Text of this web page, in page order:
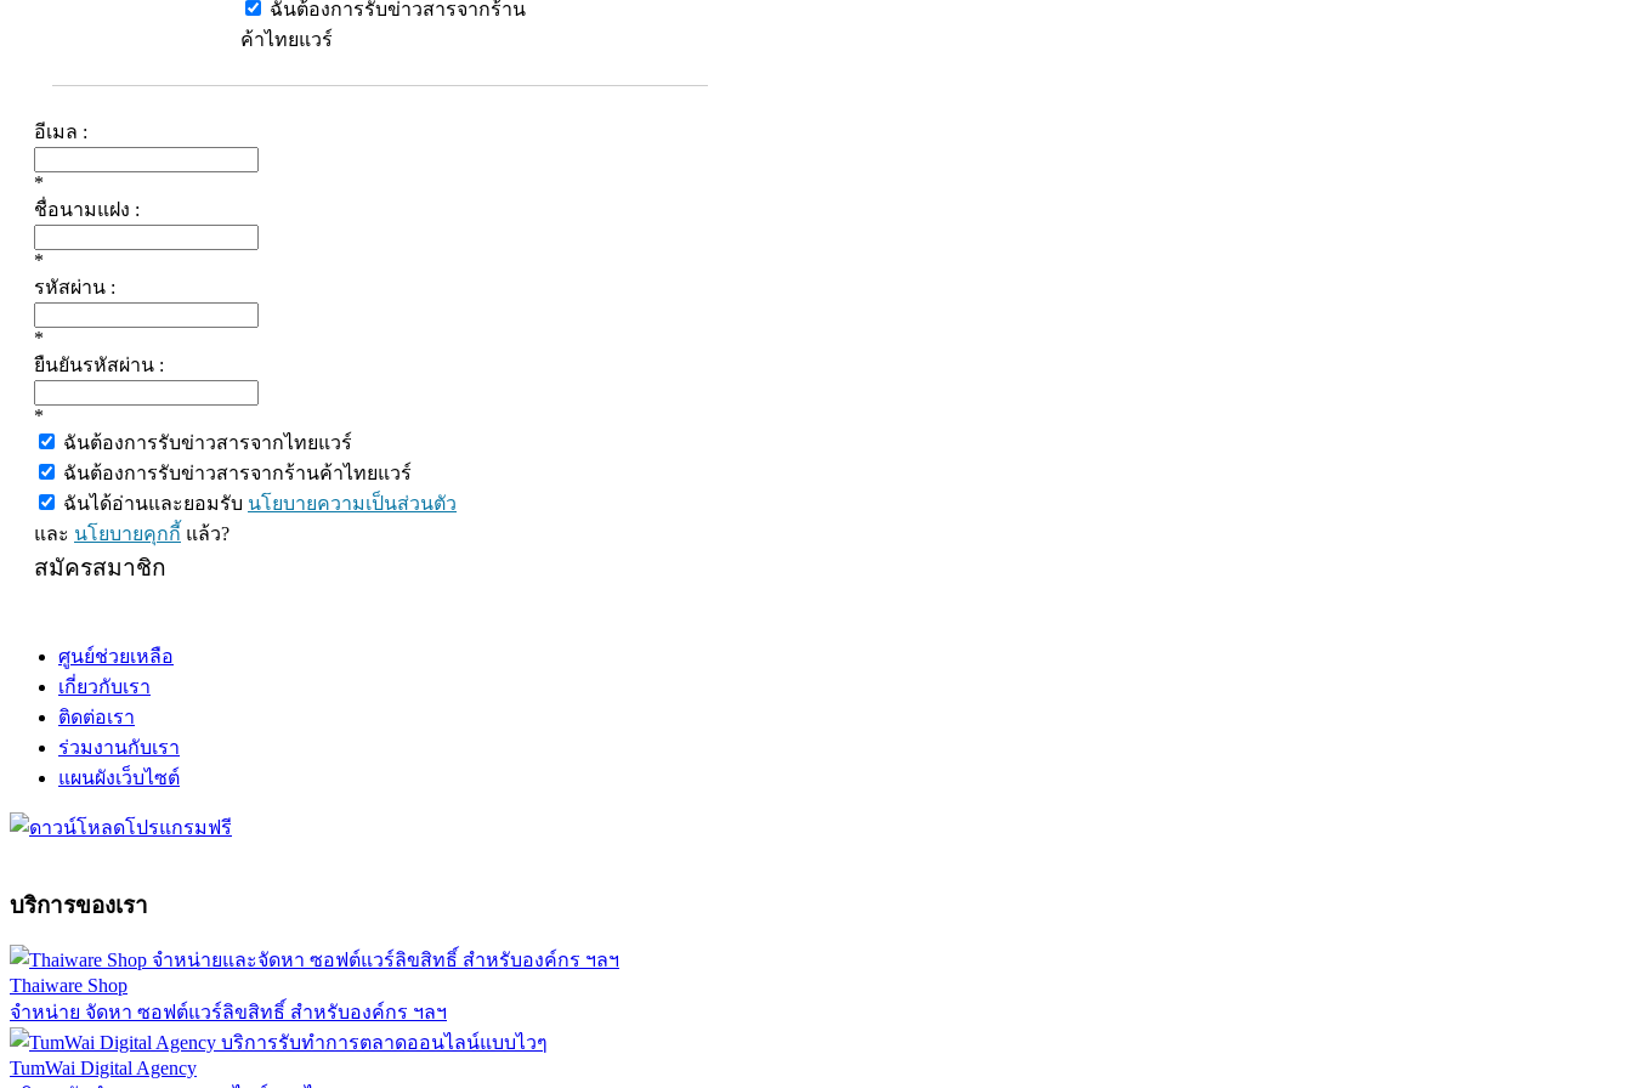
ฉันต้องการรับข่าวสารจากร้าน
ค้าไทยแวร์
อีเมล :
*
ชื่อนามแฝง :
*
รหัสผ่าน :
*
ยืนยันรหัสผ่าน :
*
ฉันต้องการรับข่าวสารจากไทยแวร์
ฉันต้องการรับข่าวสารจากร้านค้าไทยแวร์
ฉันได้อ่านและยอมรับ นโยบายความเป็นส่วนตัว
และ นโยบายคุกกี้ แล้ว?
สมัครสมาชิก
ศูนย์ช่วยเหลือ
เกี่ยวกับเรา
ติดต่อเรา
ร่วมงานกับเรา
แผนผังเว็บไซต์
บริการของเรา
Thaiware Shop
จำหน่าย จัดหา ซอฟต์แวร์ลิขสิทธิ์ สำหรับองค์กร ฯลฯ
TumWai Digital Agency